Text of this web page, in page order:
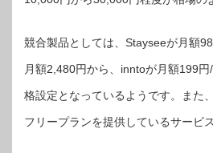
競合製品としては、Stayseeが月額
月額2,480円から、inntoが月額199
格設定となっているようです。また
フリープランを提供しているサービ